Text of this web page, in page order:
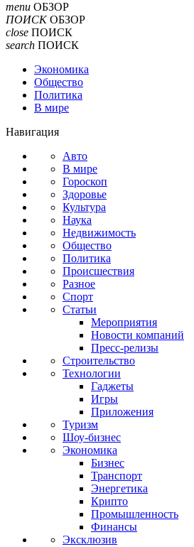
menu ОБЗОР
ПОИСК ОБЗОР
close ПОИСК
search ПОИСК
Экономика
Общество
Политика
В мире
Навигация
Авто
В мире
Гороскоп
Здоровье
Культура
Наука
Недвижимость
Общество
Политика
Происшествия
Разное
Спорт
Статьи
Мероприятия
Новости компаний
Пресс-релизы
Строительство
Технологии
Гаджеты
Игры
Приложения
Туризм
Шоу-бизнес
Экономика
Бизнес
Транспорт
Энергетика
Крипто
Промышленность
Финансы
Эксклюзив